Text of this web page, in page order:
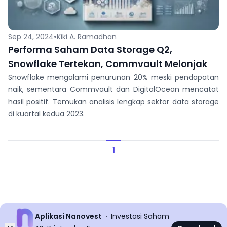
Sep 24, 2024•Kiki A. Ramadhan
Performa Saham Data Storage Q2,
Snowflake Tertekan, Commvault Melonjak
Snowflake mengalami penurunan 20% meski pendapatan
naik, sementara Commvault dan DigitalOcean mencatat
hasil positif. Temukan analisis lengkap sektor data storage
di kuartal kedua 2023.
1
Aplikasi Nanovest
Investasi Saham